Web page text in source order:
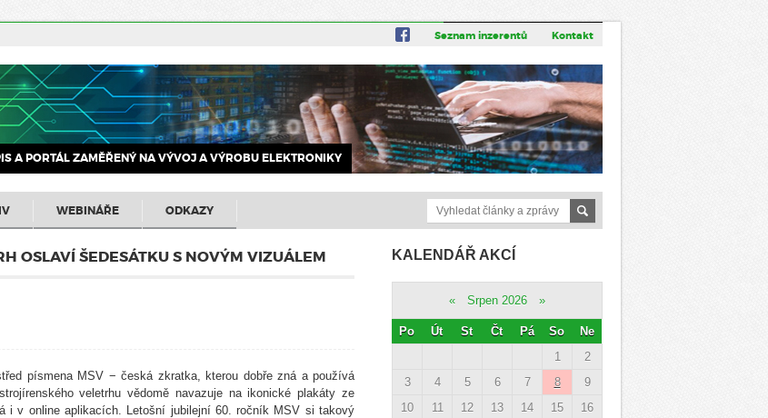
Seznam inzerentů Kontakt
A PORTÁL ZAMĚŘENÝ NA VÝVOJ A VÝROBU ELEKTRONIKY
WEBINÁŘE ODKAZY
OSLAVÍ ŠEDESÁTKU S NOVÝM VIZUÁLEM
písmena MSV − česká zkratka, kterou dobře zná a používá
veletrhu vědomě navazuje na ikonické plakáty ze
i v online aplikacích. Letošní jubilejní 60. ročník MSV si takový
KALENDÁŘ AKCÍ
« Srpen 2026 »
Po Út St Čt Pá So
Ne
1
2
3
4 5 6 7 8
9
10
11 12 13 14 15
16